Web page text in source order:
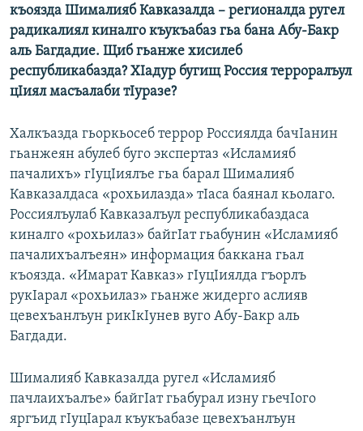
къоязда Шималияб Кавказалда – регионалда ругел
радикалиял киналго къукъабаз гьа бана Абу-Бакр
аль Багдадие. Щиб гьанже хисилеб
республикабазда? ХIадур бугищ Россия терроралъул
цIиял масъалаби тIуразе?
Халкъазда гьоркьосеб террор Россиялда бачIанин
гьанжеян абулеб буго экспертаз «Исламияб
пачалихъ» гIуцIиялъе гьа барал Шималияб
Кавказалдаса «рохьилазда» тIаса баянал кьолаго.
Россиялъулаб Кавказалъул республикабаздаса
киналго «рохьилаз» байгIат гьабунин «Исламияб
пачалихъалъеян» информация баккана гьал
къоязда. «Имарат Кавказ» гIуцIиялда гъорлъ
рукIарал «рохьилаз» гьанже жидерго аслияв
цевехъанлъун рикIкIунев вуго Абу-Бакр аль
Багдади.
Шималияб Кавказалда ругел «Исламияб
пачлаихъалъе» байгIат гьабурал изну гьечIого
яргъид гIуцIарал къукъабазе цевехъанлъун